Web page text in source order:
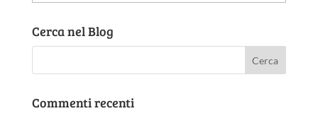
Cerca nel Blog
Commenti recenti